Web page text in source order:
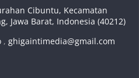
Cibuntu, Kecamatan
Jawa Barat, Indonesia (40212)
,ghigaintimedia@gmail.com